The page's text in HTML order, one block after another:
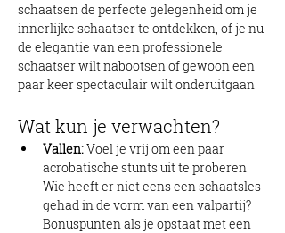
schaatsen de perfecte gelegenheid om je
innerlijke schaatser te ontdekken, of je nu
de elegantie van een professionele
schaatser wilt nabootsen of gewoon een
paar keer spectaculair wilt onderuitgaan.
Wat kun je verwachten?
Vallen: Voel je vrij om een paar
acrobatische stunts uit te proberen!
Wie heeft er niet eens een schaatsles
gehad in de vorm van een valpartij?
Bonuspunten als je opstaat met een